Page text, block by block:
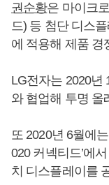
권순황은 마이크
드) 등 첨단 디스
에 적용해 제품 경
LG전자는 2020년
와 협업해 투명 올
또 2020년 6월에
020 커넥티드’에
치 디스플레이를